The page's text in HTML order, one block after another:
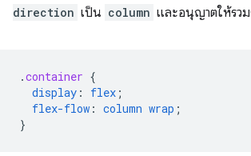
direction เป็น column และอนุญาตให้รวม
.container {
display : flex ;
flex-flow : column wrap ;
}